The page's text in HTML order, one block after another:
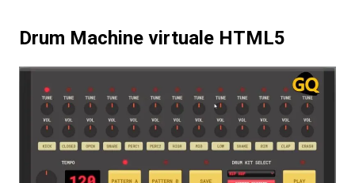
Drum Machine virtuale HTML5